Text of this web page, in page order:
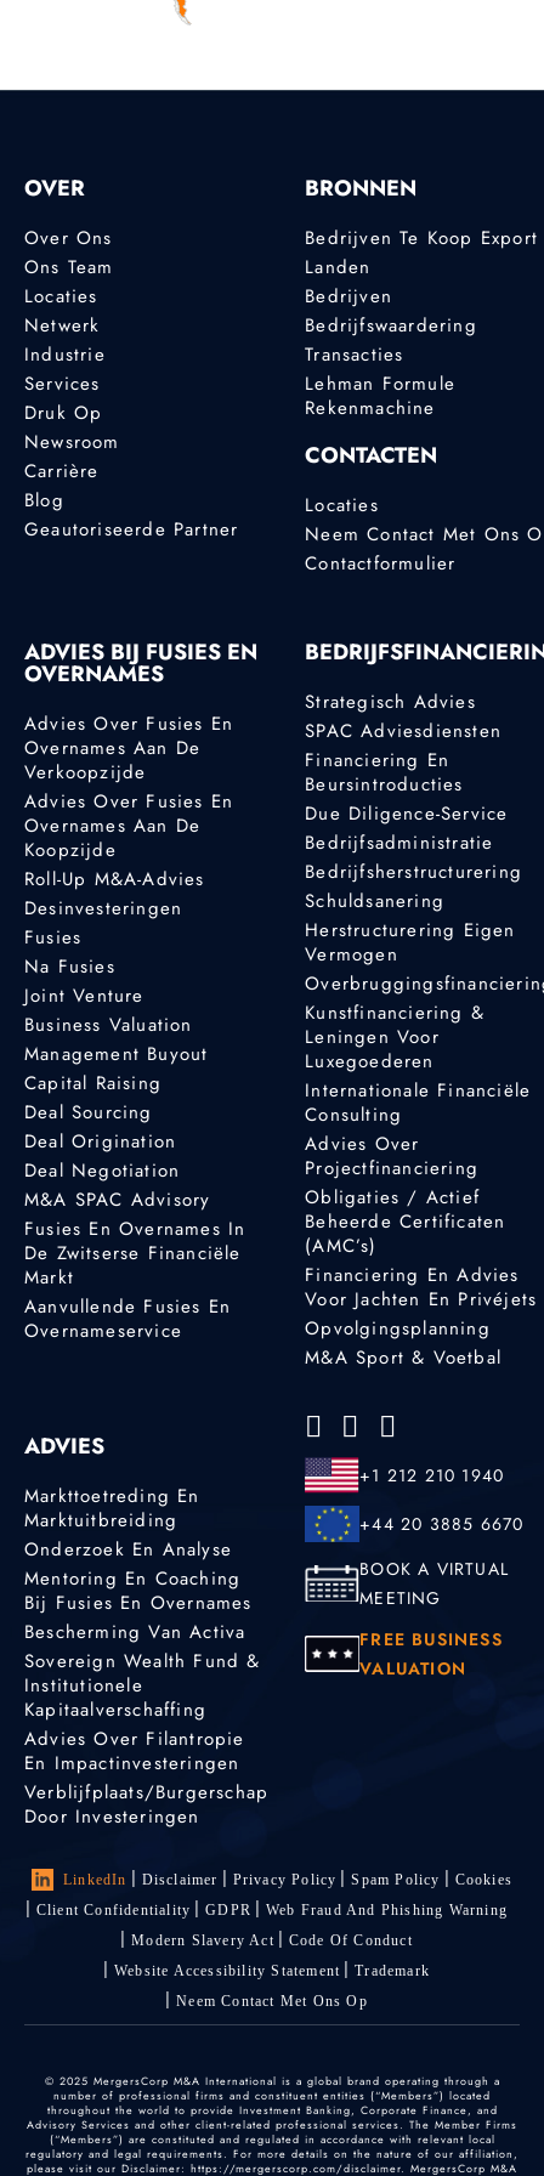
OVER
Over Ons
Ons Team
Locaties
Netwerk
Industrie
Services
Druk Op
Newsroom
Carrière
Blog
Geautoriseerde Partner
BRONNEN
Bedrijven Te Koop Export
Landen
Bedrijven
Bedrijfswaardering
Transacties
Lehman Formule
Rekenmachine
CONTACTEN
Locaties
Neem Contact Met Ons
Contactformulier
ADVIES BIJ FUSIES EN
OVERNAMES
Advies Over Fusies En
Overnames Aan De
Verkoopzijde
Advies Over Fusies En
Overnames Aan De
Koopzijde
Roll-Up M&A-Advies
Desinvesteringen
Fusies
Na Fusies
Joint Venture
Business Valuation
Management Buyout
Capital Raising
Deal Sourcing
Deal Origination
Deal Negotiation
M&A SPAC Advisory
Fusies En Overnames In
De Zwitserse Financiële
Markt
Aanvullende Fusies En
Overnameservice
Strategisch Advies
SPAC Adviesdiensten
Financiering En
Beursintroducties
Due Diligence-Service
Bedrijfsadministratie
Bedrijfsherstructurering
Schuldsanering
Herstructurering Eigen
Vermogen
Kunstfinanciering &
Leningen Voor
Luxegoederen
Internationale Financiële
Consulting
Advies Over
Projectfinanciering
Obligaties / Actief
Beheerde Certificaten
(AMC’s)
Financiering En Advies
Voor Jachten En Privéjets
Opvolgingsplanning
M&A Sport & Voetbal
ADVIES
Markttoetreding En
Marktuitbreiding
Onderzoek En Analyse
Mentoring En Coaching
Bij Fusies En Overnames
Bescherming Van Activa
Sovereign Wealth Fund &
Institutionele
Kapitaalverschaffing
Advies Over Filantropie
En Impactinvesteringen
Verblijfplaats/burgerschap
Door Investeringen
+1 212 210 1940
+44 20 3885 6670
BOOK A VIRTUAL
MEETING
FREE BUSINESS
VALUATION
LinkedIn Disclaimer Privacy Policy Spam Policy
Cookies
Client Confidentiality
GDPR
Web Fraud And Phishing Warning
Modern Slavery Act
Code Of Conduct
Website Accessibility Statement
Trademark
Neem Contact Met Ons Op
© 2025 MergersCorp M&A International is a global brand operating through a
number of professional firms and constituent entities (“Members”) located
throughout the world to provide Investment Banking, Corporate Finance, and
Advisory Services and other client-related professional services. The Member Firms
(“Members”) are constituted and regulated in accordance with relevant local
regulatory and legal requirements. For more details on the nature of our affiliation,
please visit our Disclaimer: https://mergerscorp.com/disclaimer. MergersCorp M&A